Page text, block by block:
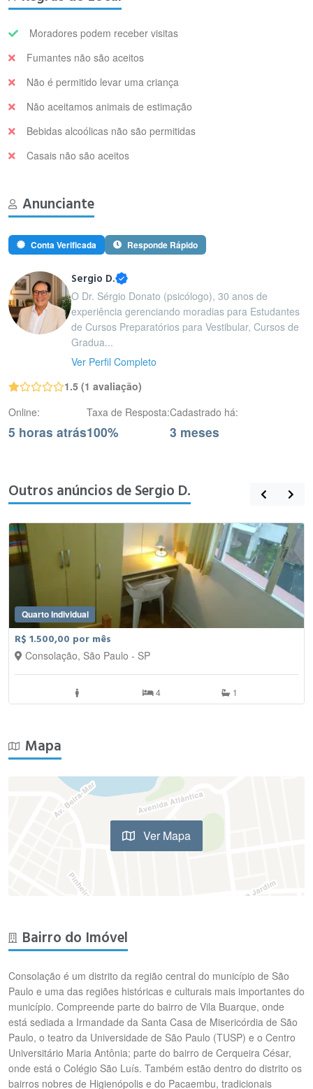
Moradores podem receber visitas
Fumantes não são aceitos
Não é permitido levar uma criança
Não aceitamos animais de estimação
Bebidas alcoólicas não são permitidas
Casais não são aceitos
Anunciante
Conta Verificada Responde Rápido
Sergio D.
O Dr. Sérgio Donato (psicólogo), 30 anos de
experiência gerenciando moradias para Estudantes
de Cursos Preparatórios para Vestibular, Cursos de
Gradua...
Ver Perfil Completo
1.5 (1 avaliação)
Online:
5 horas atrás
Taxa de Resposta:
100%
Cadastrado há:
3 meses
Outros anúncios de Sergio D.
Quarto Individual
R$ 1.500,00 por mês
Consolação, São Paulo - SP
4 1
Mapa
Ver Mapa
Bairro do Imóvel
Consolação é um distrito da região central do município de São
Paulo e uma das regiões históricas e culturais mais importantes do
município. Compreende parte do bairro de Vila Buarque, onde
está sediada a Irmandade da Santa Casa de Misericórdia de São
Paulo, o teatro da Universidade de São Paulo (TUSP) e o Centro
Universitário Maria Antônia; parte do bairro de Cerqueira César,
onde está o Colégio São Luís. Também estão dentro do distrito os
bairros nobres de Higienópolis e do Pacaembu, tradicionais